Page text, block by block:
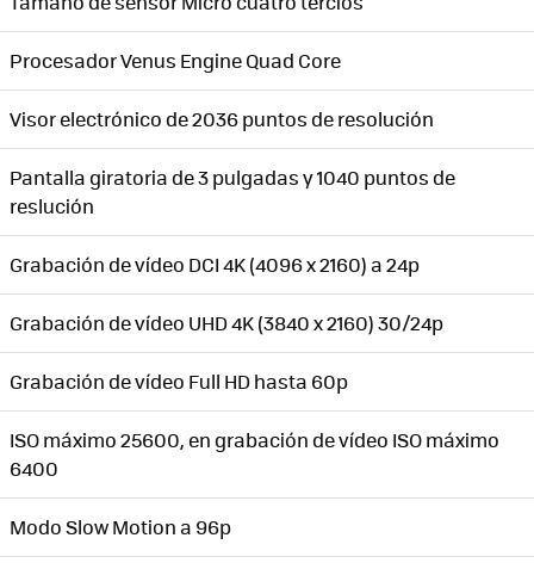
Procesador Venus Engine Quad Core
Visor electrónico de 2036 puntos de resolución
Pantalla giratoria de 3 pulgadas y 1040 puntos de
reslución
Grabación de vídeo DCI 4K (4096 x 2160) a 24p
Grabación de vídeo UHD 4K (3840 x 2160) 30/24p
Grabación de vídeo Full HD hasta 60p
ISO máximo 25600, en grabación de vídeo ISO máximo
6400
Modo Slow Motion a 96p